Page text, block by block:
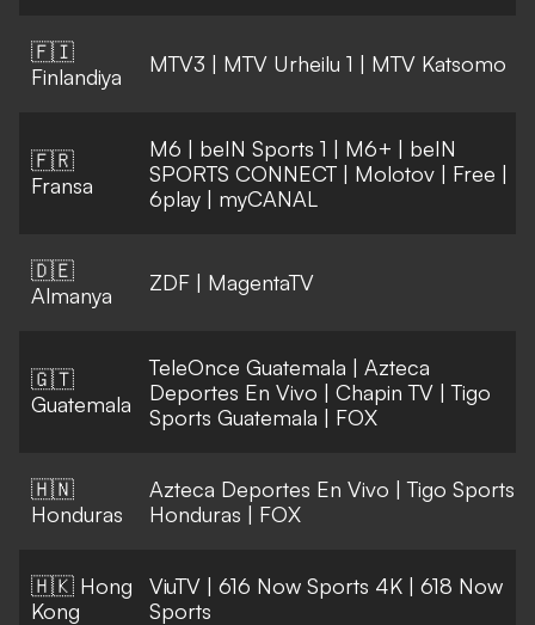
🇫🇮
Finlandiya
MTV3 | MTV Urheilu 1 | MTV Katsomo
🇫🇷
Fransa
M6 | beIN Sports 1 | M6+ | beIN
SPORTS CONNECT | Molotov | Free |
6play | myCANAL
🇩🇪
Almanya
ZDF | MagentaTV
🇬🇹
Guatemala
TeleOnce Guatemala | Azteca
Deportes En Vivo | Chapin TV |Tigo
Sports Guatemala | FOX
🇭🇳
Honduras
Azteca Deportes En Vivo |Tigo Sports
Honduras | FOX
🇭🇰 Hong
Kong
ViuTV | 616 Now Sports 4K | 618 Now
Sports